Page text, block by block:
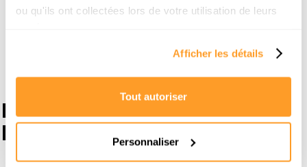
ou qu'ils ont collectées lors de votre utilisation de leurs
Afficher les détails
Tout autoriser
Personnaliser
Discuter avec un chasseur immobilier
Nos autres articles sur
l'immobilier